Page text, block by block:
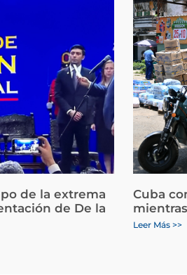
de la extrema
de De la
Cuba
Leer Más >>